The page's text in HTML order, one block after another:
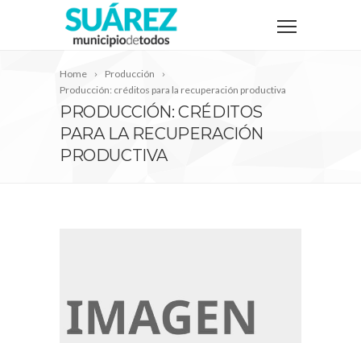
Home
Producción
Producción: créditos para la recuperación productiva
PRODUCCIÓN: CRÉDITOS
PARA LA RECUPERACIÓN
PRODUCTIVA